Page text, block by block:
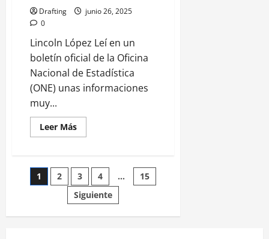
Drafting
junio 26, 2025
0
Lincoln López Leí en un
boletín oficial de la Oficina
Nacional de Estadística
(ONE) unas informaciones
muy...
Leer MásLeer
más
estadístico
cultural
Paginación
1 2 3 4 …
15
Siguiente